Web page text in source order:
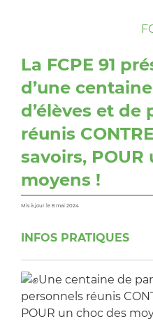
La FCPE 91
d’une
d’élèves et de
réunis
savoirs,
moyens !
Mis à jour le 8 mai 2024
INFOS PRATIQUES
Une centaine de
personnels réunis
POUR un choc des